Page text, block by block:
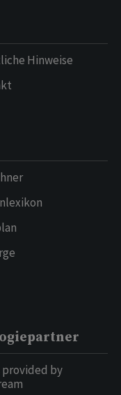
Hinweise
provided by